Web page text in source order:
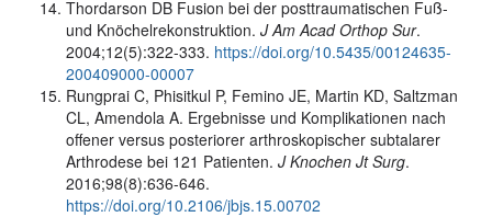
Thordarson DB Fusion bei der posttraumatischen Fuß-
und Knöchelrekonstruktion. J Am Acad Orthop Sur.
2004;12(5):322-333. https://doi.org/10.5435/00124635-
200409000-00007
Rungprai C, Phisitkul P, Femino JE, Martin KD, Saltzman
CL, Amendola A. Ergebnisse und Komplikationen nach
offener versus posteriorer arthroskopischer subtalarer
Arthrodese bei 121 Patienten. J Knochen Jt Surg.
2016;98(8):636-646.
https://doi.org/10.2106/jbjs.15.00702